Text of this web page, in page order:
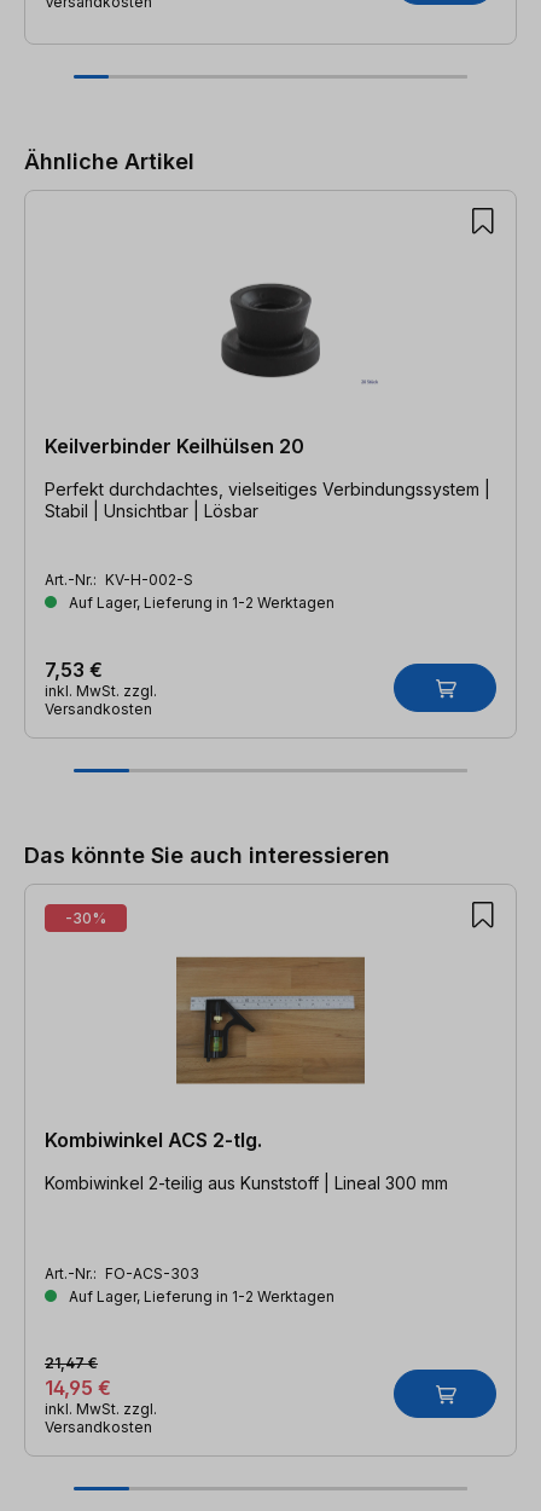
Ähnliche Artikel
Keilverbinder Keilhülsen 20
Perfekt durchdachtes, vielseitiges Verbindungssystem |
Stabil | Unsichtbar | Lösbar
Art.-Nr.: KV-H-002-S
Auf Lager, Lieferung in 1-2 Werktagen
7,53 €
inkl. MwSt. zzgl.
Versandkosten
Das könnte Sie auch interessieren
-30%
Kombiwinkel ACS 2-tlg.
Kombiwinkel 2-teilig aus Kunststoff | Lineal 300 mm
Art.-Nr.: FO-ACS-303
Auf Lager, Lieferung in 1-2 Werktagen
14,95 €
21,47 €
inkl. MwSt. zzgl.
Versandkosten